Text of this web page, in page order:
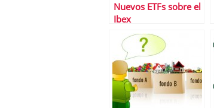
Nuevos ETFs sobre el
Ibex